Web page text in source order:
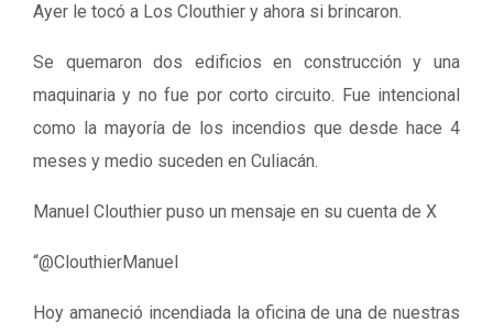
Ayer le tocó a Los Clouthier y ahora si brincaron.
Se quemaron dos edificios en construcción y una
maquinaria y no fue por corto circuito. Fue intencional
como la mayoría de los incendios que desde hace 4
meses y medio suceden en Culiacán.
Manuel Clouthier puso un mensaje en su cuenta de X
“@ClouthierManuel
Hoy amaneció incendiada la oficina de una de nuestras